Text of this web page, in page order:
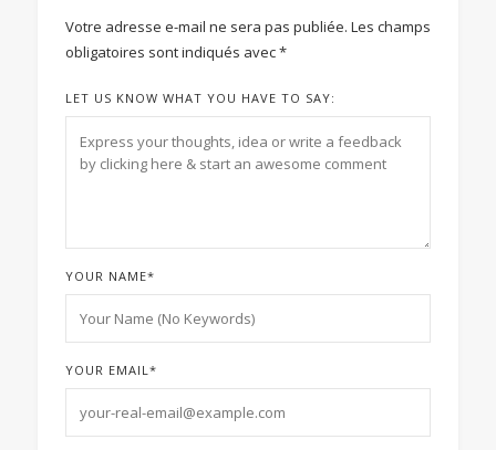
Votre adresse e-mail ne sera pas publiée. Les champs
obligatoires sont indiqués avec*
LET US KNOW WHAT YOU HAVE TO SAY:
YOUR NAME*
YOUR EMAIL*